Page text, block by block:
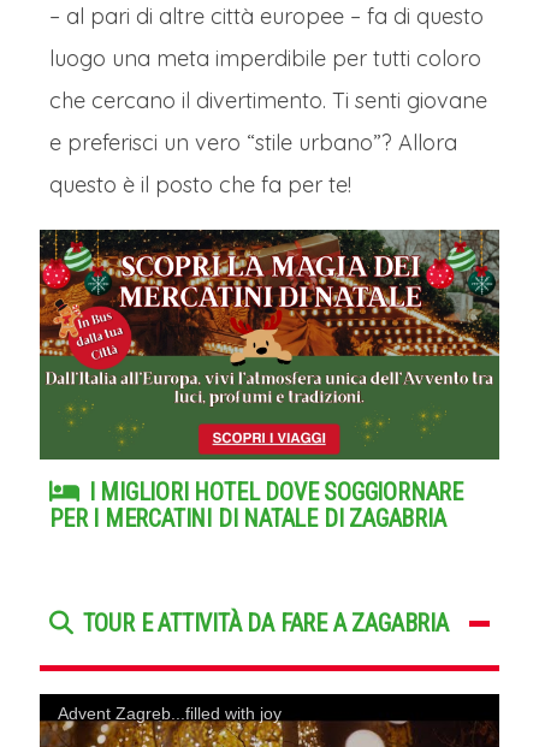
– al pari di altre città europee – fa di questo
luogo una meta imperdibile per tutti coloro
che cercano il divertimento. Ti senti giovane
e preferisci un vero “stile urbano”? Allora
questo è il posto che fa per te!
I MIGLIORI HOTEL DOVE SOGGIORNARE
PER I MERCATINI DI NATALE DI ZAGABRIA
TOUR E ATTIVITÀ DA FARE A ZAGABRIA
Advent Zagreb...filled with joy